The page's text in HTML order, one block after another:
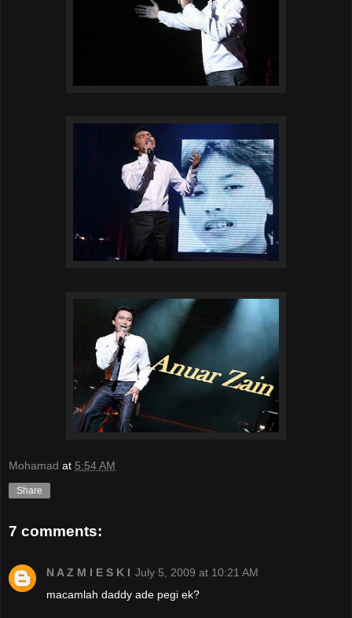
Mohamad at 5:54 AM
Share
7 comments:
N A Z M I E S K I July 5, 2009 at 10:21 AM
macamlah daddy ade pegi ek?